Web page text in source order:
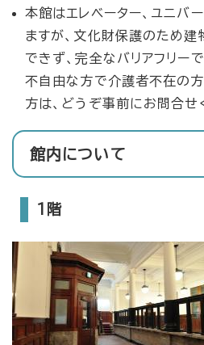
本館はエレベーター、ユニバ
ますが、文化財保護のため
できず、完全なバリアフリー
不自由な方で介護者不在の
方は、どうぞ事前にお問合せ
館内について
1階